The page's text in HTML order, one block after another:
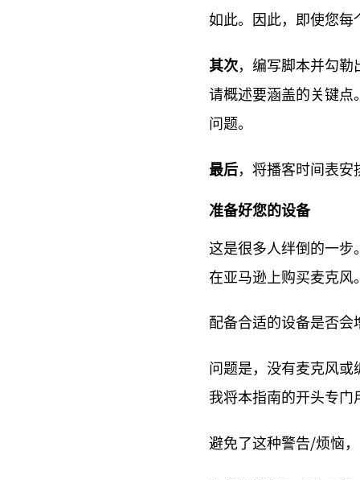
如此。因此，即使您每
其次，编写脚本并勾
请概述要涵盖的关键点
问题。
最后，将播客时间表安
准备好您的设备
这是很多人绊倒的一步
在亚马逊上购买麦克风
配备合适的设备是否会
问题是，没有麦克风或
我将本指南的开头专门
避免了这种警告/烦恼